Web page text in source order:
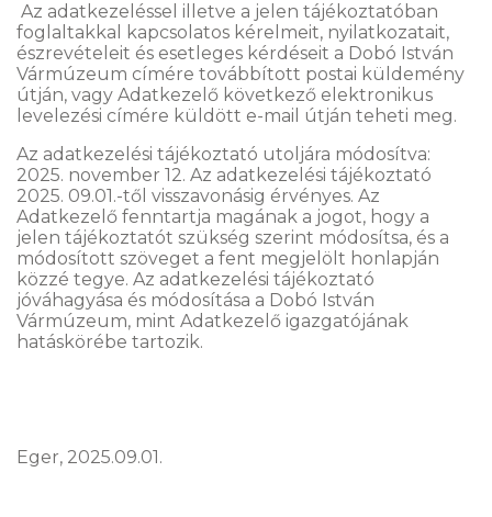
Az adatkezeléssel illetve a jelen tájékoztatóban
foglaltakkal kapcsolatos kérelmeit, nyilatkozatait,
észrevételeit és esetleges kérdéseit a Dobó István
Vármúzeum címére továbbított postai küldemény
útján, vagy Adatkezelő következő elektronikus
levelezési címére küldött e-mail útján teheti meg.
Az adatkezelési tájékoztató utoljára módosítva:
2025. november 12. Az adatkezelési tájékoztató
2025. 09.01.-től visszavonásig érvényes. Az
Adatkezelő fenntartja magának a jogot, hogy a
jelen tájékoztatót szükség szerint módosítsa, és a
módosított szöveget a fent megjelölt honlapján
közzé tegye. Az adatkezelési tájékoztató
jóváhagyása és módosítása a Dobó István
Vármúzeum, mint Adatkezelő igazgatójának
hatáskörébe tartozik.
Eger, 2025.09.01.